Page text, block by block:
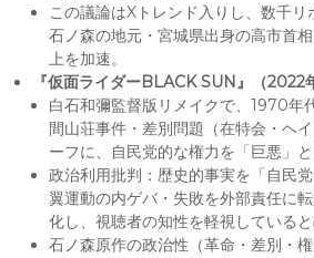
この議論はXトレンド入りし、数千リ
石ノ森の地元・宮城県出身の高市首
上を加速。
『仮面ライダーBLACK SUN』（2022
白石和彌監督版リメイクで、1970年
間山荘事件・差別問題（在特会・ヘ
ーフに、自民党的な権力を「巨悪」と
政治利用批判：歴史的事実を「自民
翼運動の内ゲバ・失敗を外部責任に
化し、視聴者の知性を軽視していると
石ノ森原作の政治性（革命・差別・